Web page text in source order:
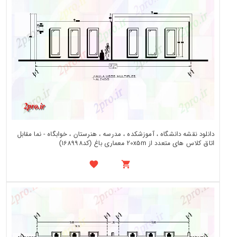
دانلود نقشه دانشگاه ، آموزشکده ، مدرسه ، هنرستان ، خوابگاه - نما مقابل
اتاق کلاس های متعدد از 20x5m معماری باغ (کد168998)